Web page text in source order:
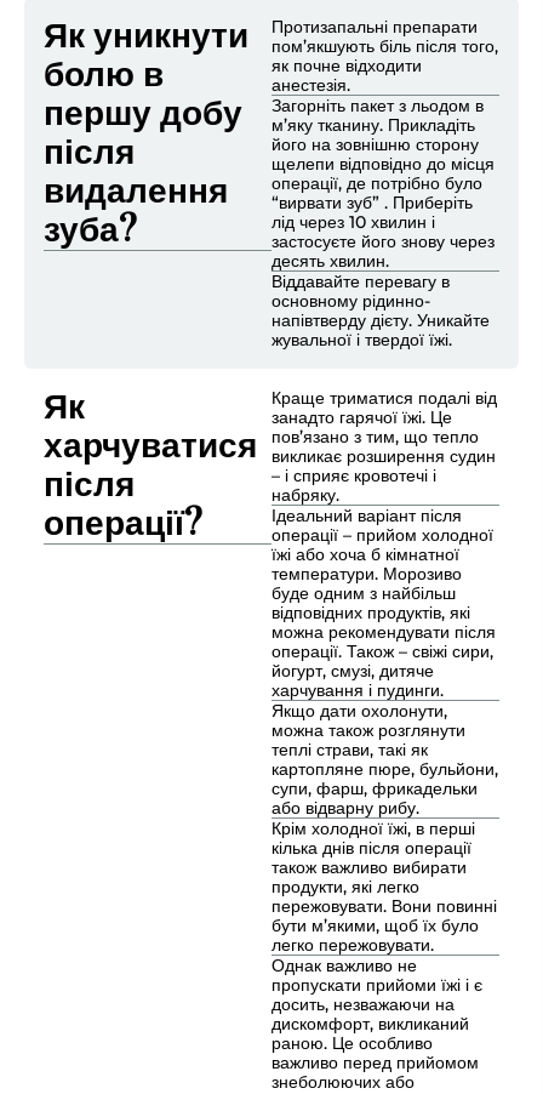
Як уникнути
болю в
першу добу
після
видалення
зуба?
Протизапальні препарати
пом’якшують біль після того,
як почне відходити
анестезія.
Загорніть пакет з льодом в
м’яку тканину. Прикладіть
його на зовнішню сторону
щелепи відповідно до місця
операції, де потрібно було
“вирвати зуб” . Приберіть
лід через 10 хвилин і
застосуєте його знову через
десять хвилин.
Віддавайте перевагу в
основному рідинно-
напівтверду дієту. Уникайте
жувальної і твердої їжі.
Як
харчуватися
після
операції?
Краще триматися подалі від
занадто гарячої їжі. Це
пов’язано з тим, що тепло
викликає розширення судин
– і сприяє кровотечі і
набряку.
Ідеальний варіант після
операції – прийом холодної
їжі або хоча б кімнатної
температури. Морозиво
буде одним з найбільш
відповідних продуктів, які
можна рекомендувати після
операції. Також – свіжі сири,
йогурт, смузі, дитяче
харчування і пудинги.
Якщо дати охолонути,
можна також розглянути
теплі страви, такі як
картопляне пюре, бульйони,
супи, фарш, фрикадельки
або відварну рибу.
Крім холодної їжі, в перші
кілька днів після операції
також важливо вибирати
продукти, які легко
пережовувати. Вони повинні
бути м’якими, щоб їх було
легко пережовувати.
Однак важливо не
пропускати прийоми їжі і є
досить, незважаючи на
дискомфорт, викликаний
раною. Це особливо
важливо перед прийомом
знеболюючих або